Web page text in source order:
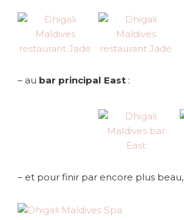
– au bar principal East :
– et pour finir par encore plus beau,